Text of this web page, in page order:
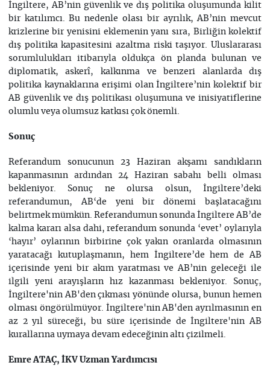
İngiltere, AB’nin güvenlik ve dış politika oluşumunda kilit
bir katılımcı. Bu nedenle olası bir ayrılık, AB’nin mevcut
krizlerine bir yenisini eklemenin yanı sıra, Birliğin kolektif
dış politika kapasitesini azaltma riski taşıyor. Uluslararası
sorumlulukları itibarıyla oldukça ön planda bulunan ve
diplomatik, askerî, kalkınma ve benzeri alanlarda dış
politika kaynaklarına erişimi olan İngiltere’nin kolektif bir
AB güvenlik ve dış politikası oluşumuna ve inisiyatiflerine
olumlu veya olumsuz katkısı çok önemli.
Sonuç
Referandum sonucunun 23 Haziran akşamı sandıkların
kapanmasının ardından 24 Haziran sabahı belli olması
bekleniyor. Sonuç ne olursa olsun, İngiltere’deki
referandumun, AB‘de yeni bir dönemi başlatacağını
belirtmek mümkün. Referandumun sonunda İngiltere AB’de
kalma kararı alsa dahi, referandum sonunda ‘evet’ oylarıyla
‘hayır’ oylarının birbirine çok yakın oranlarda olmasının
yaratacağı kutuplaşmanın, hem İngiltere’de hem de AB
içerisinde yeni bir akım yaratması ve AB’nin geleceği ile
ilgili yeni arayışların hız kazanması bekleniyor. Sonuç,
İngiltere'nin AB'den çıkması yönünde olursa, bunun hemen
olması öngörülmüyor. İngiltere'nin AB'den ayrılmasının en
az 2 yıl süreceği, bu süre içerisinde de İngiltere'nin AB
kurallarına uymaya devam edeceğinin altı çizilmeli.
Emre ATAÇ, İKV Uzman Yardımcısı